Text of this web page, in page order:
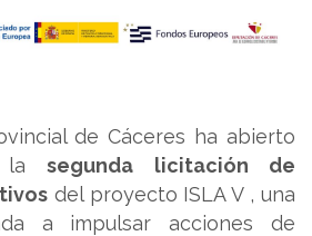
de Cáceres ha abierto
la segunda licitación de
del proyecto ISLA V , una
a impulsar acciones de